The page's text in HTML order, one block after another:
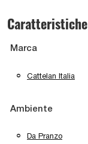
Caratteristiche
Marca
Cattelan Italia
Ambiente
Da Pranzo